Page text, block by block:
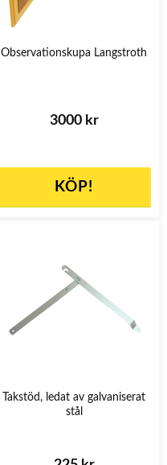
Observationskupa Langstroth
3000 kr
KÖP!
Takstöd, ledat av galvaniserat
stål